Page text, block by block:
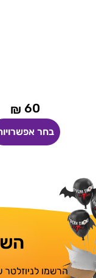
60
₪
בחר
הרשמו לניוזלטר